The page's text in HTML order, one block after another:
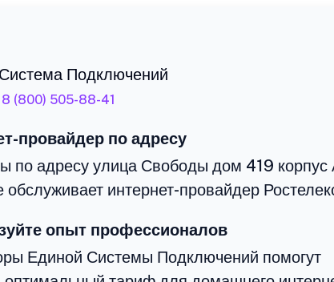
Подключений
8 (800) 505-88-41
провайдер по адресу
по адресу улица Свободы дом 419 корпус
обслуживает интернет-провайдер
опыт профессионалов
Единой Системы Подключений помогут